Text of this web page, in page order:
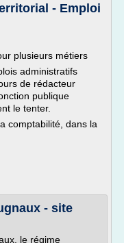
- Emploi
plusieurs métiers
administratifs
de rédacteur
publique
le tenter.
comptabilité, dans la
- site
le régime